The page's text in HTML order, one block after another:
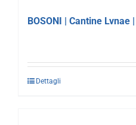
BOSONI | Cantine Lvnae
Dettagli